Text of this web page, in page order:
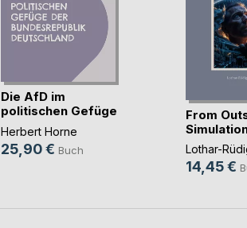
Die AfD im
politischen Gefüge
der (...)
Herbert Horne
25,90 € Buch
From
Lothar-
14,45 €